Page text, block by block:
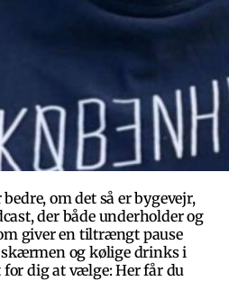
om det så er bygevejr,
der både underholder og
giver en tiltrængt pause
og kølige drinks i
for dig at vælge: Her får du